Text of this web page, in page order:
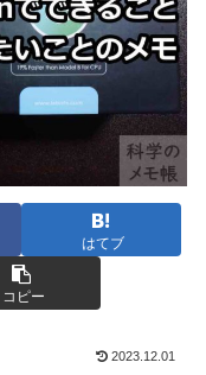
はてブ
コピー
2023.12.01